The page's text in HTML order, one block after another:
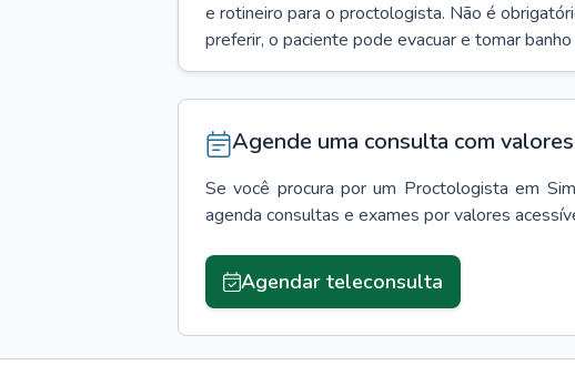
e rotineiro para o proctologista. Não é
preferir, o paciente pode evacuar e tomar
Agende uma consulta com
Se você procura por um Proctologista em
agenda consultas e exames por valores
Agendar teleconsulta